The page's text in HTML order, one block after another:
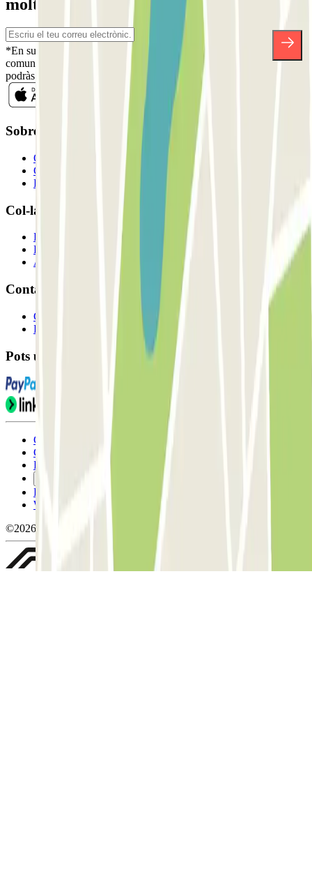
moltes altres sorpreses.
*En subscriure't acceptes la nostra Política de Privacitat per a rebre
comunicacions comercials de Parclick. Sense cap compromís,
podràs donar-te de baixa quan vulguis en la mateixa newsletter.
Sobre Parclick
Qui som
Com funciona?
Els nostres pàrquings
Col-laborem?
Professionals
Proveïdor de pàrquing
Afiliat
Contacte
Contacta'ns
FAQ
Pots utilitzar aquests mètodes de pagament:
Condicions d'ús i contratació
Condicions de cancel-lació
Política de cookies
Política de privacitat
Whistleblowing
©2026 Parclick. All rights reserved